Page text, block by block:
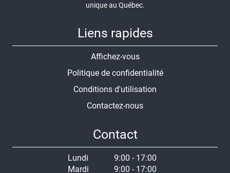
unique au Québec.
Liens rapides
Affichez-vous
Politique de confidentialité
Conditions d'utilisation
Contactez-nous
Contact
Lundi
9:00 - 17:00
Mardi
9:00 - 17:00